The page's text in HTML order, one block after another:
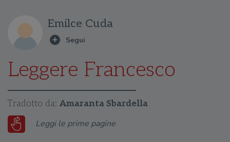
Emilce Cuda
Leggere Francesco
Tradotto da: Amaranta Sbardella
Leggi le prime pagine